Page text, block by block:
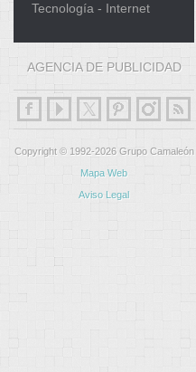
Tecnología - Internet
AGENCIA DE PUBLICIDAD
Copyright © 1992-2026 Grupo Camaleón
Mapa Web
Aviso Legal